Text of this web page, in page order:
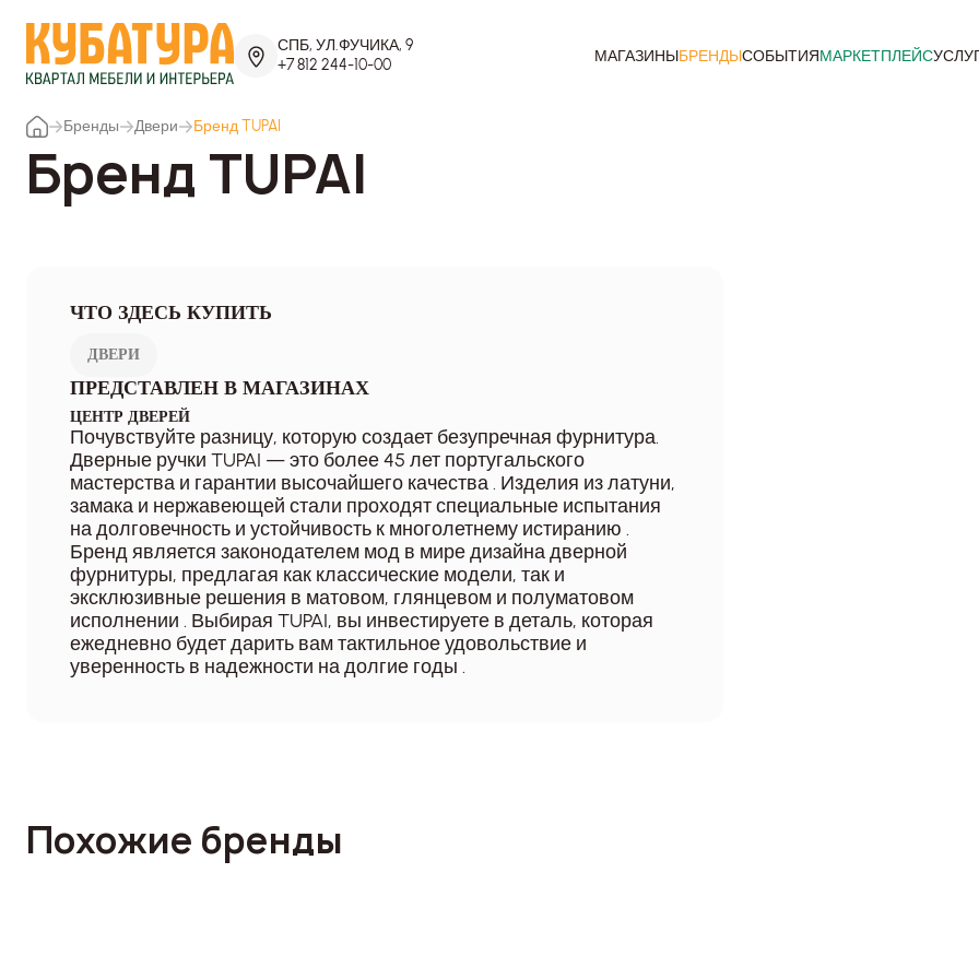
СПБ, УЛ.ФУЧИКА, 9
+7 812 244-10-00
МАГАЗИНЫБРЕНДЫСОБЫТИЯМАРКЕТПЛЕЙС
Бренды Двери Бренд TUPAI
Бренд TUPAI
ЧТО ЗДЕСЬ КУПИТЬ
ДВЕРИ
ПРЕДСТАВЛЕН В МАГАЗИНАХ
ЦЕНТР ДВЕРЕЙ
Почувствуйте разницу, которую создает безупречная фурнитура.
Дверные ручки TUPAI — это более 45 лет португальского
мастерства и гарантии высочайшего качества . Изделия из латуни,
замака и нержавеющей стали проходят специальные испытания
на долговечность и устойчивость к многолетнему истиранию .
Бренд является законодателем мод в мире дизайна дверной
фурнитуры, предлагая как классические модели, так и
эксклюзивные решения в матовом, глянцевом и полуматовом
исполнении . Выбирая TUPAI, вы инвестируете в деталь, которая
ежедневно будет дарить вам тактильное удовольствие и
уверенность в надежности на долгие годы .
Похожие бренды